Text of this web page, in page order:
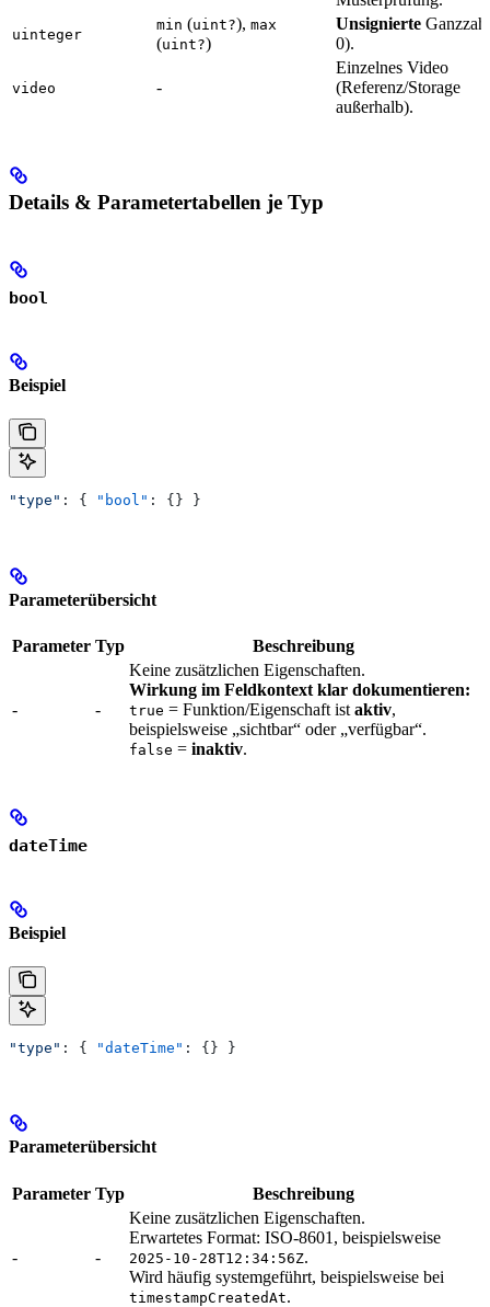
uinteger
min (uint?), max
(uint?)
Unsignierte
0).
video -
Einzelnes Video
(Referenz/Storage
außerhalb).
Details & Parametertabellen je Typ
bool
Beispiel
"type" : { "bool" : {} }
Parameterübersicht
Parameter Typ Beschreibung
- -
Keine zusätzlichen Eigenschaften.
Wirkung im Feldkontext klar dokumentieren:
true = Funktion/Eigenschaft ist aktiv,
beispielsweise „sichtbar“ oder „verfügbar“.
false = inaktiv.
dateTime
Beispiel
"type" : { "dateTime" : {} }
Parameterübersicht
Parameter Typ Beschreibung
- -
Keine zusätzlichen Eigenschaften.
Erwartetes Format: ISO-8601, beispielsweise
2025-10-28T12:34:56Z.
Wird häufig systemgeführt, beispielsweise bei
timestampCreatedAt.